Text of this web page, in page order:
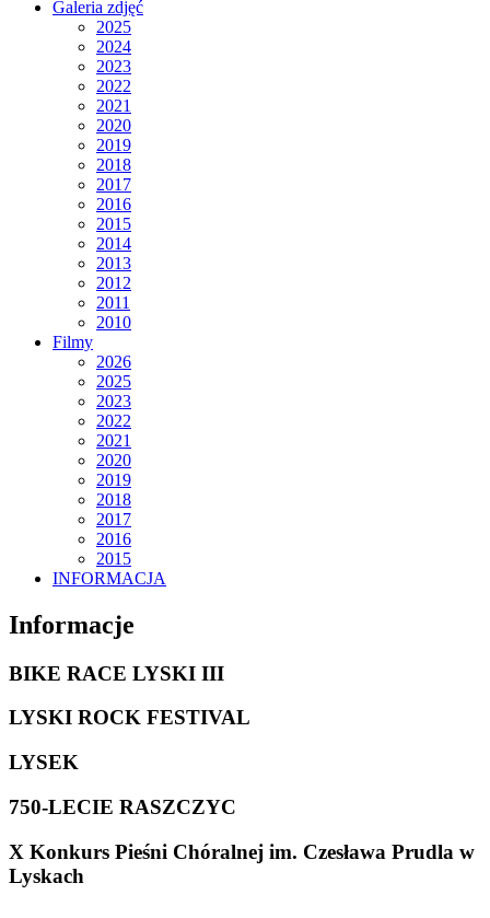
Galeria zdjęć
2025
2024
2023
2022
2021
2020
2019
2018
2017
2016
2015
2014
2013
2012
2011
2010
Filmy
2026
2025
2023
2022
2021
2020
2019
2018
2017
2016
2015
INFORMACJA
Informacje
BIKE RACE LYSKI III
LYSKI ROCK FESTIVAL
LYSEK
750-LECIE RASZCZYC
X Konkurs Pieśni Chóralnej im. Czesława Prudla w
Lyskach